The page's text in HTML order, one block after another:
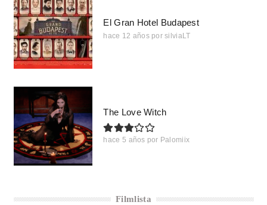
El Gran Hotel Budapest
hace 12 años por silviaLT
The Love Witch
hace 5 años por Palomiix
Filmlista